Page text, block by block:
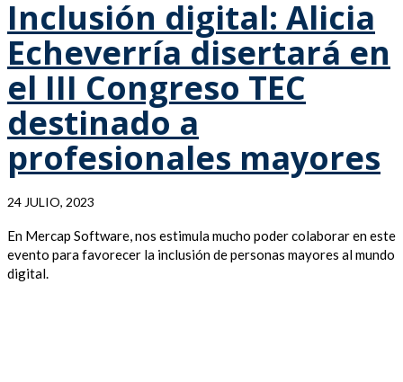
Inclusión digital: Alicia
Echeverría disertará en
el III Congreso TEC
destinado a
profesionales mayores
24 JULIO, 2023
En Mercap Software, nos estimula mucho poder colaborar en este
evento para favorecer la inclusión de personas mayores al mundo
digital.